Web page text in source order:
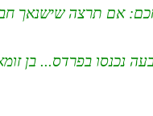
אם תרצה שישנאך
נכנסו בפרדס... בן